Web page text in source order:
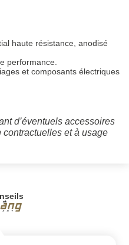
haute résistance, anodisé
performance.
et composants électriques
d’éventuels accessoires
et à usage